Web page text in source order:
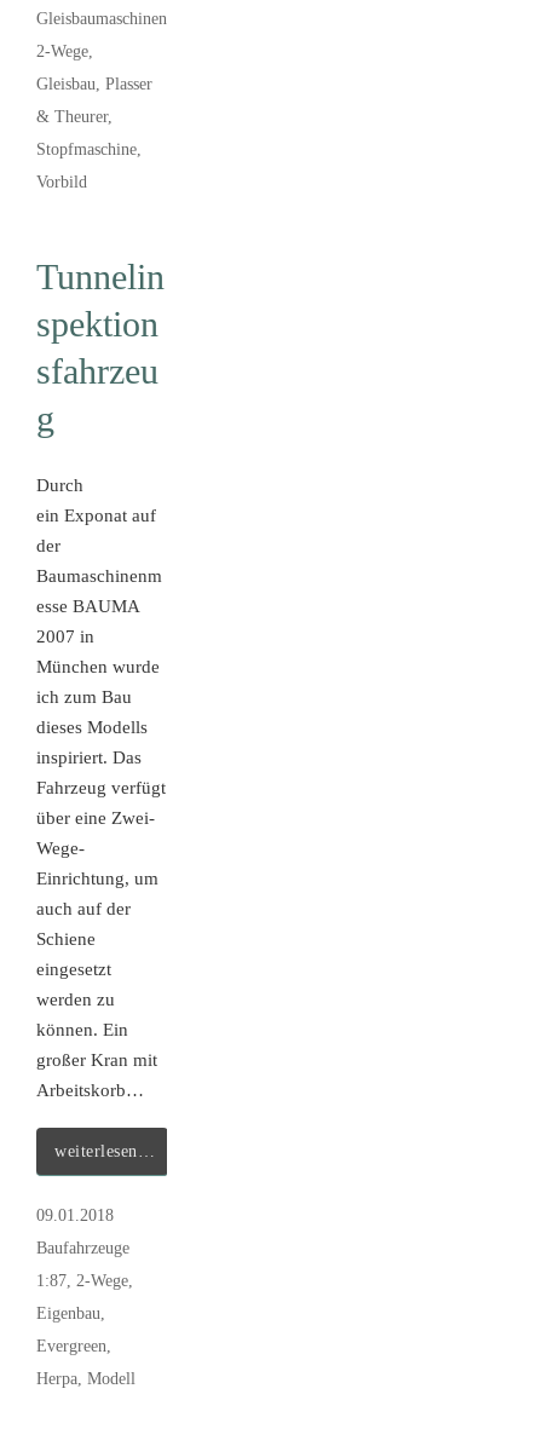
Gleisbaumaschinen
2-Wege,
Gleisbau, Plasser
& Theurer,
Stopfmaschine,
Vorbild
Tunnelin
spektion
sfahrzeu
g
Durch
ein Exponat auf
der
Baumaschinenm
esse BAUMA
2007 in
München wurde
ich zum Bau
dieses Modells
inspiriert. Das
Fahrzeug verfügt
über eine Zwei-
Wege-
Einrichtung, um
auch auf der
Schiene
eingesetzt
werden zu
können. Ein
großer Kran mit
Arbeitskorb…
weiterlesen…
09.01.2018
Baufahrzeuge
1:87, 2-Wege,
Eigenbau,
Evergreen,
Herpa, Modell